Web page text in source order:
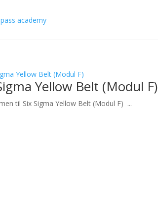
Yellow Belt (Modul F)
til Six Sigma Yellow Belt (Modul F) ...